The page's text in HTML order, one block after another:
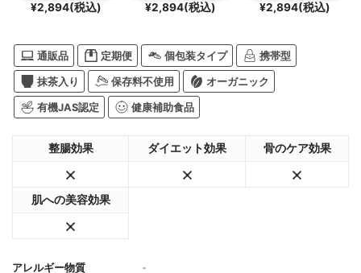
¥2,894(税込) ¥2,894(税込) ¥2,894(税込)
通販品 定期便 個包装タイプ 携帯型
抹茶入り 保存料不使用 オーガニック
有機JAS認定 健康補助食品
整腸効果 ダイエット効果 骨のケア効果
肌への美容効果
アレルギー物質
-